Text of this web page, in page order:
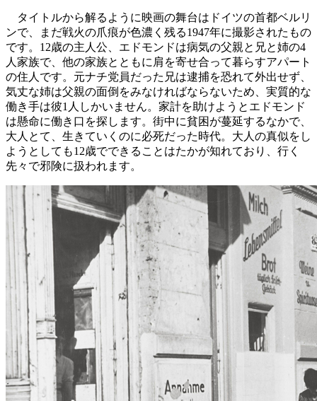
タイトルから解るように映画の舞台はドイツの首都ベルリ
ンで、まだ戦火の爪痕が色濃く残る1947年に撮影されたもの
です。12歳の主人公、エドモンドは病気の父親と兄と姉の4
人家族で、他の家族とともに肩を寄せ合って暮らすアパート
の住人です。元ナチ党員だった兄は逮捕を恐れて外出せず、
気丈な姉は父親の面倒をみなければならないため、実質的な
働き手は彼1人しかいません。家計を助けようとエドモンド
は懸命に働き口を探します。街中に貧困が蔓延するなかで、
大人とて、生きていくのに必死だった時代。大人の真似をし
ようとしても12歳でできることはたかが知れており、行く
先々で邪険に扱われます。